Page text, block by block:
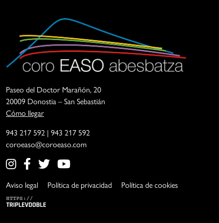
Easo
Abesbatza
Asociación
Coro
Easo
una
entidad
cuya
finalidad
principal
es
la
Paseo del Doctor Marañón, 20
20009 Donostia – San Sebastián
Cómo llegar
943 217 592 | 943 217 592
coroeaso@coroeaso.com
Aviso legal Política de privacidad Política de cookies